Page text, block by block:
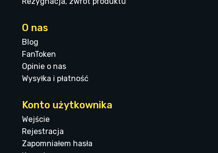
O nas
Blog
FanToken
Opinie o nas
Wysyłka i płatność
Konto użytkownika
Wejście
Rejestracja
Zapomniałem hasła